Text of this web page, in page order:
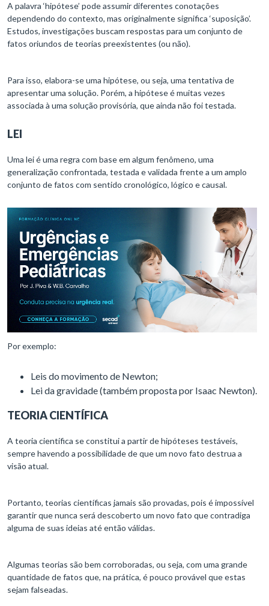
A palavra ‘hipótese’ pode assumir diferentes conotações
dependendo do contexto, mas originalmente significa ‘suposição’.
Estudos, investigações buscam respostas para um conjunto de
fatos oriundos de teorias preexistentes (ou não).
Para isso, elabora-se uma hipótese, ou seja, uma tentativa de
apresentar uma solução. Porém, a hipótese é muitas vezes
associada à uma solução provisória, que ainda não foi testada.
LEI
Uma lei é uma regra com base em algum fenômeno, uma
generalização confrontada, testada e validada frente a um amplo
conjunto de fatos com sentido cronológico, lógico e causal.
Por exemplo:
Leis do movimento de Newton;
Lei da gravidade (também proposta por Isaac Newton).
TEORIA CIENTÍFICA
A teoria científica se constitui a partir de hipóteses testáveis,
sempre havendo a possibilidade de que um novo fato destrua a
visão atual.
Portanto, teorias científicas jamais são provadas, pois é impossível
garantir que nunca será descoberto um novo fato que contradiga
alguma de suas ideias até então válidas.
Algumas teorias são bem corroboradas, ou seja, com uma grande
quantidade de fatos que, na prática, é pouco provável que estas
sejam falseadas.